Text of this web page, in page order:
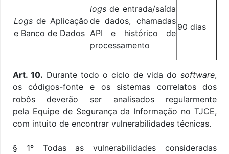
Logsde Aplicação
e Banco de Dados
logsde entrada/saída
de dados, chamadas
API e histórico de
processamento
90 dias
Art. 10. Durante todo o ciclo de vida dosoftware,
os códigos-fonte e os sistemas correlatos dos
robôs deverão ser analisados regularmente
pela Equipe de Segurança da Informação no TJCE,
com intuito de encontrar vulnerabilidades técnicas.
§ 1º Todas as vulnerabilidades consideradas